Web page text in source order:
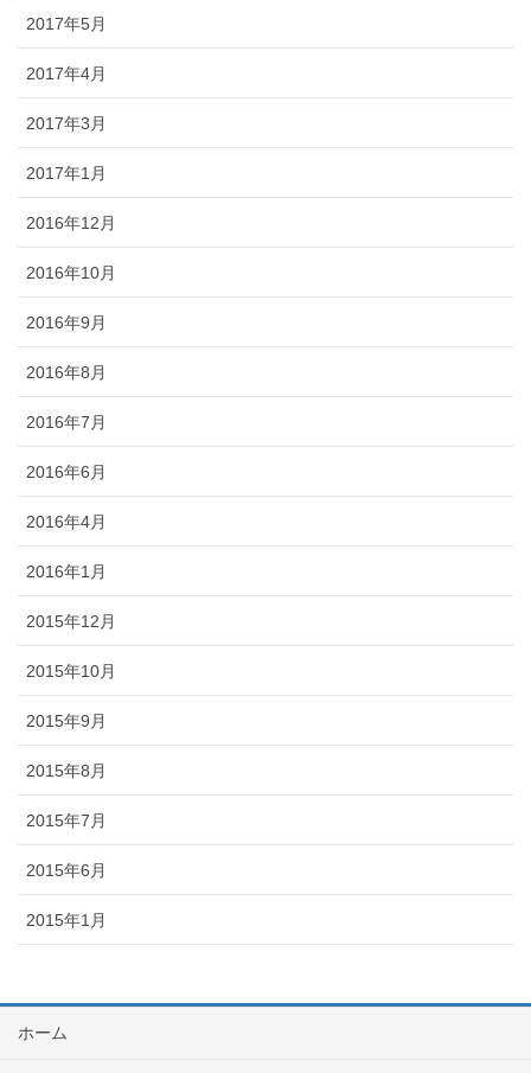
2017年5月
2017年4月
2017年3月
2017年1月
2016年12月
2016年10月
2016年9月
2016年8月
2016年7月
2016年6月
2016年4月
2016年1月
2015年12月
2015年10月
2015年9月
2015年8月
2015年7月
2015年6月
2015年1月
ホーム